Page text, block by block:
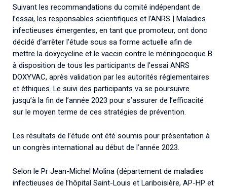
Suivant les recommandations du comité indépendant de
l’essai, les responsables scientifiques et l’ANRS | Maladies
infectieuses émergentes, en tant que promoteur, ont donc
décidé d’arrêter l’étude sous sa forme actuelle afin de
mettre la doxycycline et le vaccin contre le méningocoque B
à disposition de tous les participants de l’essai ANRS
DOXYVAC, après validation par les autorités réglementaires
et éthiques. Le suivi des participants va se poursuivre
jusqu’à la fin de l’année 2023 pour s’assurer de l’efficacité
sur le moyen terme de ces stratégies de prévention.
Les résultats de l’étude ont été soumis pour présentation à
un congrès international au début de l’année 2023.
Selon le Pr Jean-Michel Molina (département de maladies
infectieuses de l’hôpital Saint-Louis et Lariboisière, AP-HP et